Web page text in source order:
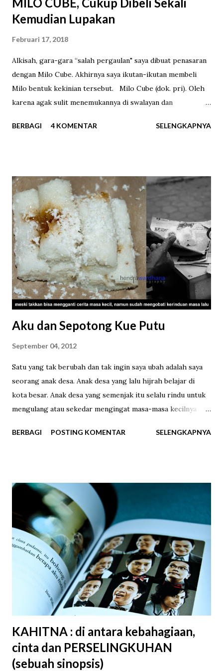
Kemudian Lupakan
Februari 17, 2018
Alkisah, gara-gara “salah pergaulan" saya dibuat penasaran
dengan Milo Cube. Akhirnya saya ikutan-ikutan membeli
Milo bentuk kekinian tersebut. Milo Cube (dok. pri). Oleh
karena agak sulit menemukannya di swalayan dan
online . Di berbagai toko online Milo Cube dijual dengan
Cube akhirnya tiba di tangan saya. Saat membuka
bungkusnya saya langsung berjumpa dengan 100 kotak
mungil dengan bungkus kertas hijau bertuliskan “MILO” dan
“ENERGY CUBE”. Ukurannya benar-benar kecil. Satu cube
beratnya hanya 2,75 gram, sehingga totalnya 275 gram.
Milo Cube yang sedang digandrungi saat ini (dok. pri). "Milo
Kotak", begitu kira-kira terjemahan bebas Milo Cube (dok.
pri). Tiba saatnya unboxing . Milo Cube ini berupa bubu...
BERBAGI 4 KOMENTAR SELENGKAPNYA
Aku dan Sepotong Kue Putu
September 04, 2012
Satu yang tak berubah dan tak ingin saya ubah adalah saya
seorang anak desa. Anak desa yang lalu hijrah belajar di
kota besar. Anak desa yang semenjak itu selalu rindu untuk
mengulang atau sekedar mengingat masa-masa kecilnya
sembunyi membuang makanan yang tak habis dimakan, ikut
putu. Dulu saya sangat suka meminta jajan kue putu. Pasti
banyak yang tahu seperti apa kue putu itu. Kue tradisional
terbuat dari beras dengan isian gula merah yang dibuat
dengan cara dipanaskan menggunakan uap panas, disajikan
dengan parutan kelapa dan kadang ditaburi gula pasir. Dulu
saya suka menanti pedagang kue putu lewat di depan
rumah, biasanya sore hari sampai jelang senja. Ia datang
dengan pikulan di pundak, pasti berat. Mendengar bunyi
tiupan uap panasnya dari jauh saya ...
BERBAGI POSTING KOMENTAR SELENGKAPNYA
KAHITNA : di antara kebahagiaan,
cinta dan PERSELINGKUHAN
(sebuah sinopsis)